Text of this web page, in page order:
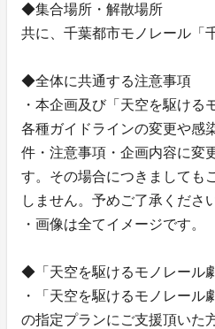
◆集合場所・解散場所
共に、千葉都市モノレール「
◆全体に共通する注意事項
・本企画及び「天空を駆ける
各種ガイドラインの変更や感
件・注意事項・企画内容に変
す。その場合につきましても
しません。予めご了承くださ
・画像は全てイメージです。
◆「天空を駆けるモノレール
・「天空を駆けるモノレール
の指定プランにご支援頂いた